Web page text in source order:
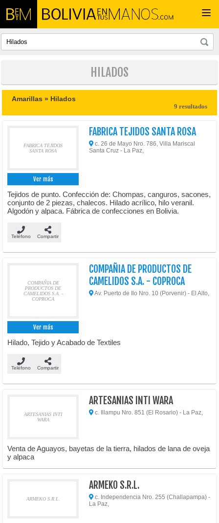
HILADOS
Amarillas » Hilados
9 resultados
FABRICA TEJIDOS
SANTA ROSA
Ver más
FABRICA TEJIDOS SANTA ROSA
c. 26 de Mayo Nro. 786, Villa Mariscal
Santa Cruz - La Paz,
Tejidos de punto. Confección de: Chompas, canguros, sacones,
conjunto de 2 piezas, chalecos. Hilado acrílico, hilo veranil.
Algodón y alpaca. Fábrica de confecciones en Bolivia.
Teléfono Compartir
COMPAÑIA DE
PRODUCTOS DE
CAMELIDOS S.A. -
COPROCA
Ver más
COMPAÑIA DE PRODUCTOS DE
CAMELIDOS S.A. - COPROCA
Av. Puerto de Ilo Nro. 10 (Porvenir) - El Alto,
Hilado, Tejido y Acabado de Textiles
Teléfono Compartir
ARTESANIAS INTI
WARA
ARTESANIAS INTI WARA
c. Illampu Nro. 851 (El Rosario) - La Paz,
Venta de Aguayos, bayetas de la tierra, hilados de lana de oveja
y alpaca
ARMEKO S.R.L.
ARMEKO S.R.L.
c. Independencia Nro. 255 (Challapampa) -
La Paz,